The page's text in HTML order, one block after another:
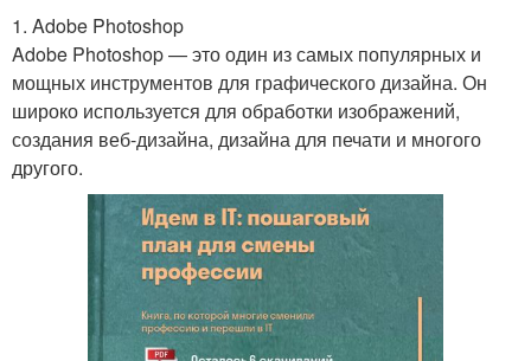
1. Adobe Photoshop
Adobe Photoshop — это один из самых популярных и
мощных инструментов для графического дизайна. Он
широко используется для обработки изображений,
создания веб-дизайна, дизайна для печати и многого
другого.